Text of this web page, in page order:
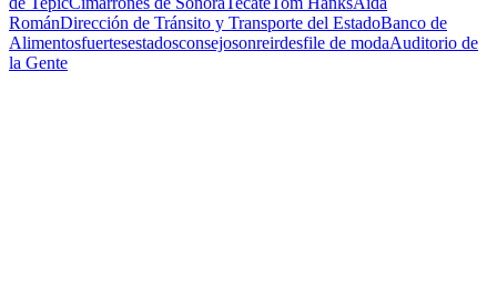
RománDirección de Tránsito y Transporte del EstadoBanco de
Alimentosfuertesestadosconsejosonreirdesfile de modaAuditorio de
la Gente